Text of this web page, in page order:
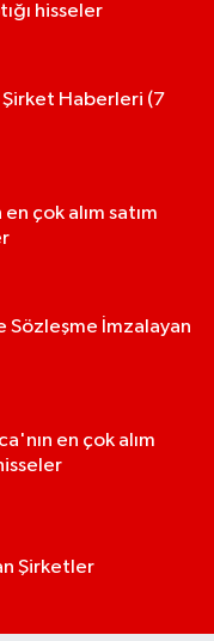
hisseler
Şirket Haberleri (7
en çok alım satım
Sözleşme İmzalayan
en çok alım
Şirketler